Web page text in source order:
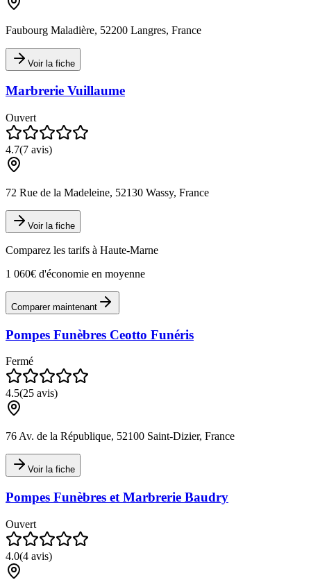
Faubourg Maladière, 52200 Langres, France
Voir la fiche
Marbrerie Vuillaume
Ouvert
4.7(7 avis)
72 Rue de la Madeleine, 52130 Wassy, France
Voir la fiche
Comparez les tarifs à Haute-Marne
1 060€ d'économie en moyenne
Comparer maintenant
Pompes Funèbres Ceotto Funéris
Fermé
4.5(25 avis)
76 Av. de la République, 52100 Saint-Dizier, France
Voir la fiche
Pompes Funèbres et Marbrerie Baudry
Ouvert
4.0(4 avis)